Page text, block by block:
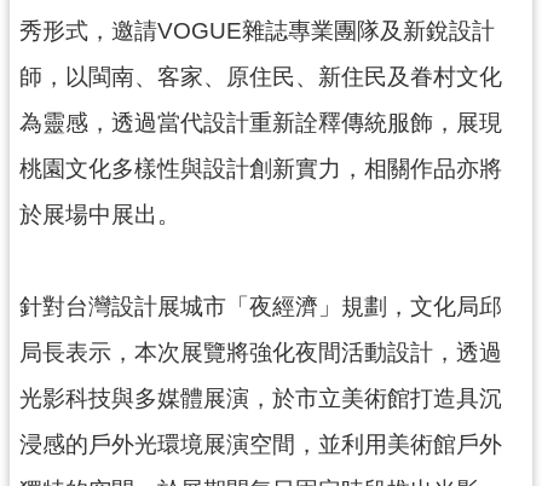
秀形式，邀請VOGUE雜誌專業團隊及新銳設計
師，以閩南、客家、原住民、新住民及眷村文化
為靈感，透過當代設計重新詮釋傳統服飾，展現
桃園文化多樣性與設計創新實力，相關作品亦將
於展場中展出。
針對台灣設計展城市「夜經濟」規劃，文化局邱
局長表示，本次展覽將強化夜間活動設計，透過
光影科技與多媒體展演，於市立美術館打造具沉
浸感的戶外光環境展演空間，並利用美術館戶外